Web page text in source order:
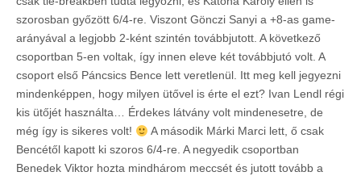
szorosban győzött 6/4-re. Viszont Gönczi Sanyi a +8-as game-
arányával a legjobb 2-ként szintén továbbjutott. A következő
csoportban 5-en voltak, így innen eleve két továbbjutó volt. A
csoport első Páncsics Bence lett veretlenül. Itt meg kell jegyezni
mindenképpen, hogy milyen ütővel is érte el ezt? Ivan Lendl régi
kis ütőjét használta… Érdekes látvány volt mindenesetre, de
még így is sikeres volt!
A második Márki Marci lett, ő csak
Bencétől kapott ki szoros 6/4-re. A negyedik csoportban
Benedek Viktor hozta mindhárom meccsét és jutott tovább a